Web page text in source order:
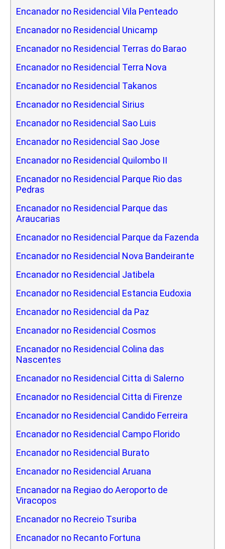
Encanador no Residencial Vila Penteado
Encanador no Residencial Unicamp
Encanador no Residencial Terras do Barao
Encanador no Residencial Terra Nova
Encanador no Residencial Takanos
Encanador no Residencial Sirius
Encanador no Residencial Sao Luis
Encanador no Residencial Sao Jose
Encanador no Residencial Quilombo II
Encanador no Residencial Parque Rio das
Pedras
Encanador no Residencial Parque das
Araucarias
Encanador no Residencial Parque da Fazenda
Encanador no Residencial Nova Bandeirante
Encanador no Residencial Jatibela
Encanador no Residencial Estancia Eudoxia
Encanador no Residencial da Paz
Encanador no Residencial Cosmos
Encanador no Residencial Colina das
Nascentes
Encanador no Residencial Citta di Salerno
Encanador no Residencial Citta di Firenze
Encanador no Residencial Candido Ferreira
Encanador no Residencial Campo Florido
Encanador no Residencial Burato
Encanador no Residencial Aruana
Encanador na Regiao do Aeroporto de
Viracopos
Encanador no Recreio Tsuriba
Encanador no Recanto Fortuna